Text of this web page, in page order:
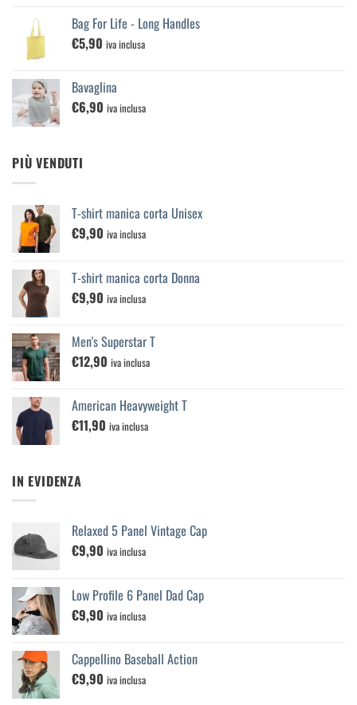
€100,00
Bag For Life - Long Handles
€5,90 iva inclusa
Bavaglina
€6,90 iva inclusa
PIÙ VENDUTI
T-shirt manica corta Unisex
€9,90 iva inclusa
T-shirt manica corta Donna
€9,90 iva inclusa
Men's Superstar T
€12,90 iva inclusa
American Heavyweight T
€11,90 iva inclusa
IN EVIDENZA
Relaxed 5 Panel Vintage Cap
€9,90 iva inclusa
Low Profile 6 Panel Dad Cap
€9,90 iva inclusa
Cappellino Baseball Action
€9,90 iva inclusa